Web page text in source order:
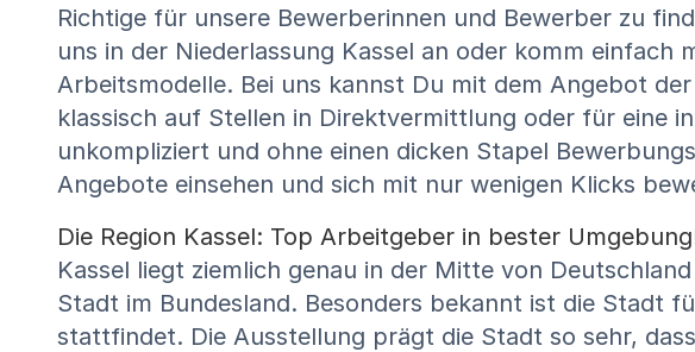
Richtige für unsere Bewerberinnen und Bewerber zu
uns in der Niederlassung Kassel an oder komm
Arbeitsmodelle. Bei uns kannst Du mit dem Angebot
klassisch auf Stellen in Direktvermittlung oder für eine
unkompliziert und ohne einen dicken Stapel
Angebote einsehen und sich mit nur wenigen Klicks
Die Region Kassel: Top Arbeitgeber in bester
Kassel liegt ziemlich genau in der Mitte von
Stadt im Bundesland. Besonders bekannt ist die Stadt
stattfindet. Die Ausstellung prägt die Stadt so sehr,